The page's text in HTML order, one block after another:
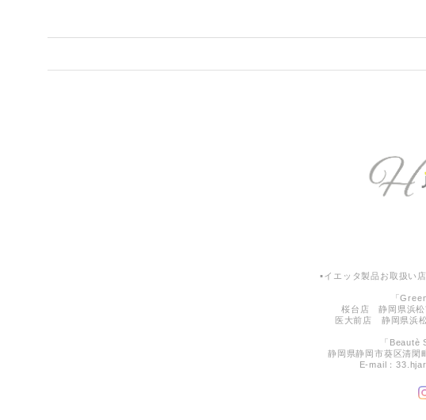
▪︎イエッタ製品お取扱い
「
桜台店 静岡県浜松
医大前店 静岡県浜
「Beautè
静岡県静岡市葵区清閑
E-mail：